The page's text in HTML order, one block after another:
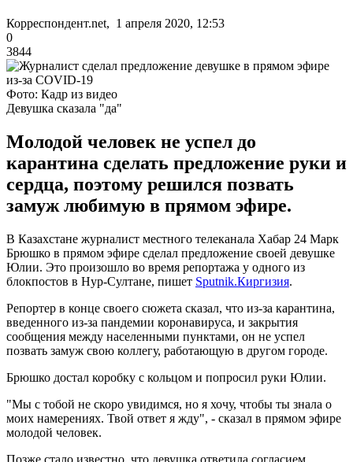
Корреспондент.net, 1 апреля 2020, 12:53
0
3844
Фото: Кадр из видео
Девушка сказала "да"
Молодой человек не успел до
карантина сделать предложение руки и
сердца, поэтому решился позвать
замуж любимую в прямом эфире.
В Казахстане журналист местного телеканала Хабар 24 Марк
Брюшко в прямом эфире сделал предложение своей девушке
Юлии. Это произошло во время репортажа у одного из
блокпостов в Нур-Султане, пишет Sputnik.Киргизия.
Репортер в конце своего сюжета сказал, что из-за карантина,
введенного из-за пандемии коронавируса, и закрытия
сообщения между населенными пунктами, он не успел
позвать замуж свою коллегу, работающую в другом городе.
Брюшко достал коробку с кольцом и попросил руки Юлии.
"Мы с тобой не скоро увидимся, но я хочу, чтобы ты знала о
моих намерениях. Твой ответ я жду", - сказал в прямом эфире
молодой человек.
Позже стало известно, что девушка ответила согласием.